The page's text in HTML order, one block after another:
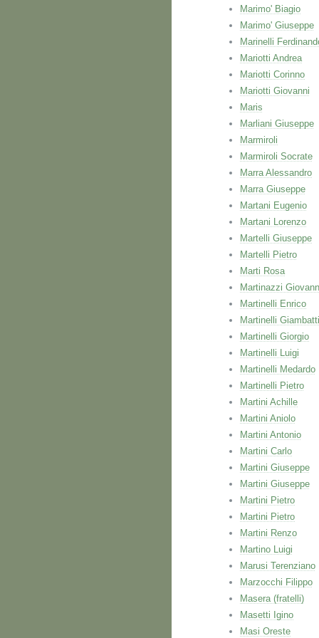
Marimo' Biagio
Marimo' Giuseppe
Marinelli
Mariotti Andrea
Mariotti Corinno
Mariotti Giovanni
Maris
Marliani Giuseppe
Marmiroli
Marmiroli Socrate
Marra Alessandro
Marra Giuseppe
Martani Eugenio
Martani Lorenzo
Martelli Giuseppe
Martelli Pietro
Marti Rosa
Martinazzi
Martinelli Enrico
Martinelli
Martinelli Giorgio
Martinelli Luigi
Martinelli Medardo
Martinelli Pietro
Martini Achille
Martini Aniolo
Martini Antonio
Martini Carlo
Martini Giuseppe
Martini Giuseppe
Martini Pietro
Martini Pietro
Martini Renzo
Martino Luigi
Marusi Terenziano
Marzocchi Filippo
Masera (fratelli)
Masetti Igino
Masi Oreste